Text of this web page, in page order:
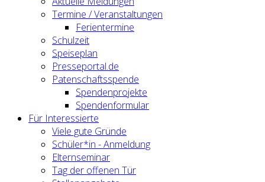
Termine / Veranstaltungen
Ferientermine
Schulzeit
Speiseplan
Presseportal.de
Patenschaftsspende
Spendenprojekte
Spendenformular
Für Interessierte
Viele gute Gründe
Schüler*in - Anmeldung
Elternseminar
Tag der offenen Tür